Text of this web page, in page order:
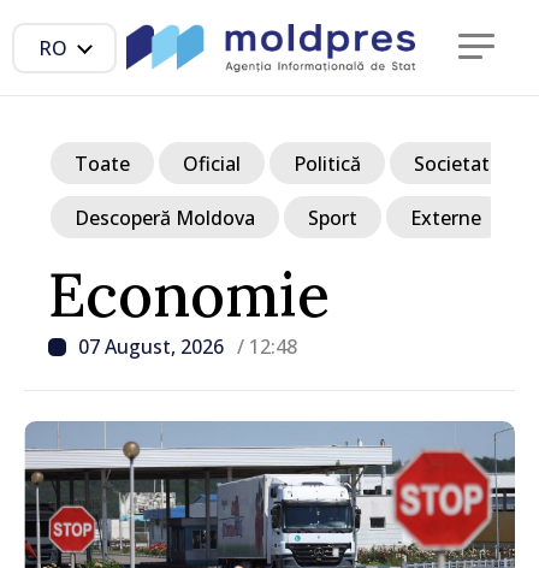
RO
Economie
07 August, 2026 / 12:48
Toate Oficial Politică Societate
Descoperă Moldova Sport Externe